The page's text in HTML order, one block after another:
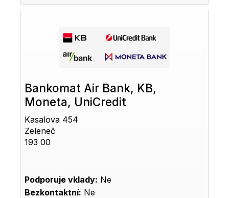
Bankomat Air Bank, KB,
Moneta, UniCredit
Kasalova 454
Zeleneč
193 00
Podporuje vklady: Ne
Bezkontaktní: Ne